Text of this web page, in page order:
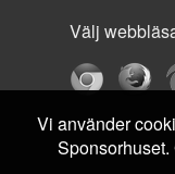
Välj
Vi använder
Sponsorhuset.